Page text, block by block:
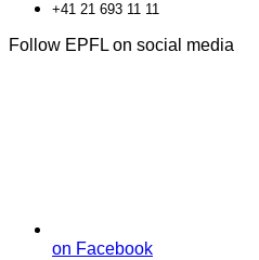
+41 21 693 11 11
Follow EPFL on social media
on Facebook